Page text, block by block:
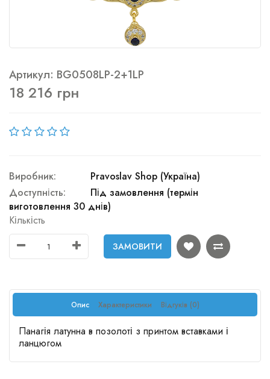
Артикул: BG0508LP-2+1LP
18 216 грн
Виробник:
Pravoslav Shop (Україна)
Доступність:
Під замовлення (термін
виготовлення 30 днів)
Кількість
ЗАМОВИТИ
Опис Характеристики Відгуків (0)
Панагія латунна в позолоті з принтом вставками і
ланцюгом